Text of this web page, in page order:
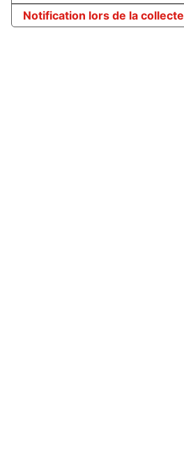
Notification lors de la collecte